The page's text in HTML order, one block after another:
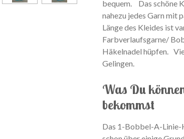
bequem. Das schöne
nahezu jedes Garn mit
Länge des Kleides ist
Farbverlaufsgarne/
Häkelnadel hüpfen.
Gelingen.
Was Du
bekommst
Das 1-Bobbel-A-Linie-